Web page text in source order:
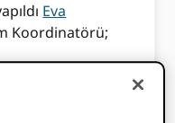
Eva
Koordinatörü;
PID ve Meta